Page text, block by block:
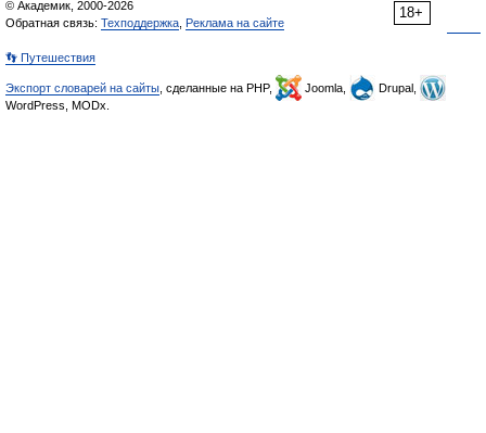
18+
© Академик, 2000-2026
Обратная связь: Техподдержка Реклама на сайте
👣 Путешествия
Экспорт словарей на сайты , сделанные на PHP, Joomla,
Drupal,
WordPress, MODx.